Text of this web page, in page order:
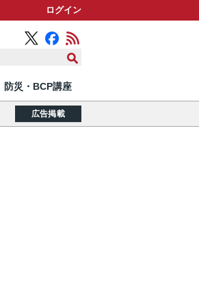
ログイン
防災・BCP講座
広告掲載